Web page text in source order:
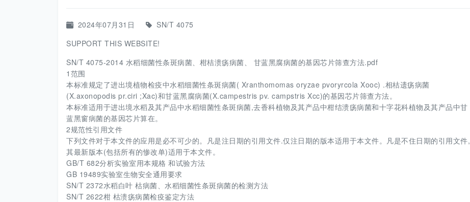
2024年07月31日
SN/T 4075
SUPPORT THIS WEBSITE!
SN/T 4075-2014 水稻细菌性条斑病菌、柑桔溃疡病菌、 甘蓝黑腐病菌的基因芯片筛查方法.pdf
1范围
本标准规定了进出境植物检疫中水稻细菌性条斑病菌( Xranthomomas oryzae pvoryrcola Xooc) .相桔遗疡病菌
(X.axonopodis pr.ciri ;Xac)和甘蓝黑腐病菌(X.campestris pv. campstris Xcc)的基因芯片筛查方法。
本标准适用于进出境水稻及其产品中水稻细菌性条斑病菌,去香科植物及其产品中柑结溃疡病菌和十字花科植物及其产品中甘
蓝黑窗病菌的基因芯片算在。
2规范性引用文件
下列文件对于本文件的应用是必不可少的。凡是注日期的引用文件.仅注日期的版本适用于本文件。凡是不住日期的引用文件,
其最新版本(包括所有的惨改单)适用于本文件。
GB/T 682分析实验室用本规格 和试验方法
GB 19489实验室生物安全通用要求
SN/T 2372水稻白叶 枯病菌、水稻细菌性条斑病菌的检测方法
SN/T 2622柑 枯溃疡病菌检疫鉴定方法